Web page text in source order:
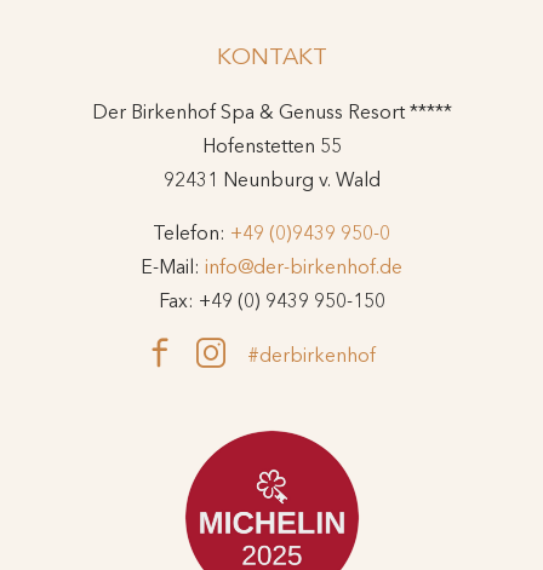
KONTAKT
Der Birkenhof Spa & Genuss Resort *****
Hofenstetten 55
92431 Neunburg v. Wald
Telefon: +49 (0)9439 950-0
E-Mail: info@der-birkenhof.de
Fax: +49 (0) 9439 950-150
#derbirkenhof